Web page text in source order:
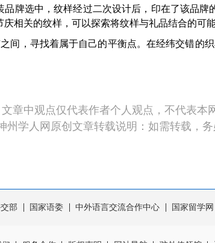
选中，纹样经过二次设计后，印在了该品牌
相关的纹样，可以探索将纹样与礼品结合的可能
，寻找着属于自己的平衡点。在经纬交错的
文章中观点仅代表作者个人观点，不代表本
州学人网原创文章转载说明：如需转载，
部 国家语委 中外语言交流合作中心 国家留学网